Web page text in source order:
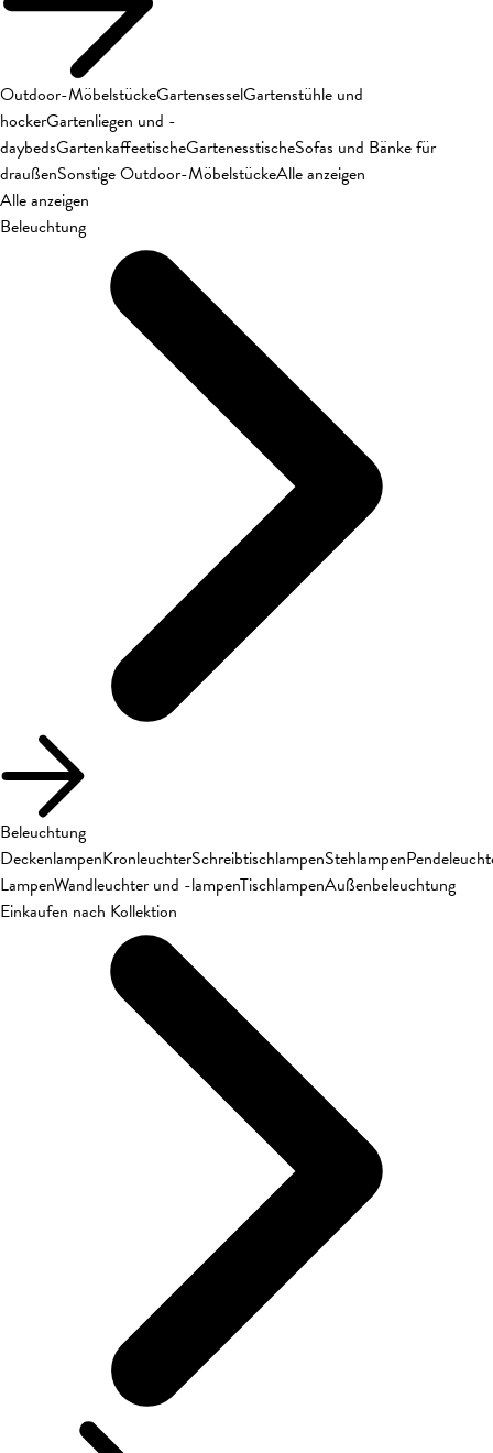
Outdoor-MöbelstückeGartensesselGartenstühle und
hockerGartenliegen und -
daybedsGartenkaffeetischeGartenesstischeSofas und Bänke für
draußenSonstige Outdoor-MöbelstückeAlle anzeigen
Alle anzeigen
Beleuchtung
Beleuchtung
DeckenlampenKronleuchterSchreibtischlampenStehlampen
LampenWandleuchter und -lampenTischlampenAußenbeleuchtung
Einkaufen nach Kollektion